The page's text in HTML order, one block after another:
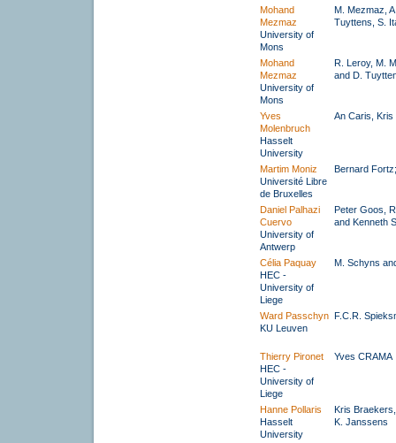
Mohand
Mezmaz
University of
Mons
M. Mezmaz,
Tuyttens, S.
Mohand
Mezmaz
University of
Mons
R. Leroy, M.
and D.
Yves
Molenbruch
Hasselt
University
An Caris, Kris
Martim Moniz
Université Libre
de Bruxelles
Bernard
Daniel Palhazi
Cuervo
University of
Antwerp
Peter Goos,
and Kenneth
Célia Paquay
HEC -
University of
Liege
M. Schyns
Ward Passchyn
KU Leuven
F.C.R.
Thierry Pironet
HEC -
University of
Liege
Yves CRAMA
Hanne Pollaris
Hasselt
University
Kris
K. Janssens